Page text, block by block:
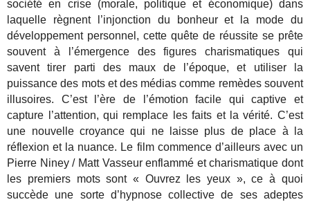
société en crise (morale, politique et économique) dans
laquelle règnent l’injonction du bonheur et la mode du
développement personnel, cette quête de réussite se prête
souvent à l’émergence des figures charismatiques qui
savent tirer parti des maux de l’époque, et utiliser la
puissance des mots et des médias comme remèdes souvent
illusoires. C’est l’ère de l’émotion facile qui captive et
capture l’attention, qui remplace les faits et la vérité. C’est
une nouvelle croyance qui ne laisse plus de place à la
réflexion et la nuance. Le film commence d’ailleurs avec un
Pierre Niney / Matt Vasseur enflammé et charismatique dont
les premiers mots sont « Ouvrez les yeux », ce à quoi
succède une sorte d’hypnose collective de ses adeptes